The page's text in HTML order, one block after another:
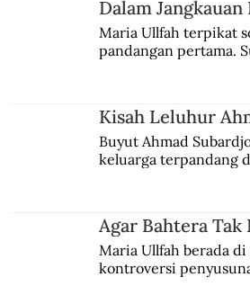
Serdadu Ambon Gelisah
Dalam
Maria Ullfah terpikat
pandangan pertama.
Kisah Leluhur
Buyut Ahmad
keluarga terpandang
Agar Bahtera Tak
Maria Ullfah berada di
kontroversi